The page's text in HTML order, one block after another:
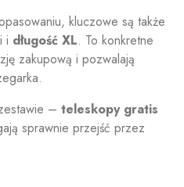
kluczowe są także
i długość XL. To konkretne
zakupową i pozwalają
– teleskopy gratis
sprawnie przejść przez